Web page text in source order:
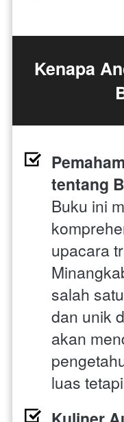
Kenapa
Buku ini
upacara
salah
dan unik
akan
luas